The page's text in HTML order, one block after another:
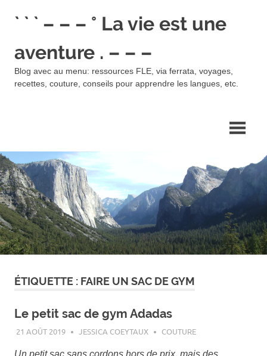
` ` ` – – – ° La vie est une
aventure . – – –
Blog avec au menu: ressources FLE, via ferrata, voyages,
recettes, couture, conseils pour apprendre les langues, etc.
ÉTIQUETTE : FAIRE UN SAC DE GYM
Le petit sac de gym Adadas
21 AOÛT 2019 JESSICA COEYTAUX COUTURE